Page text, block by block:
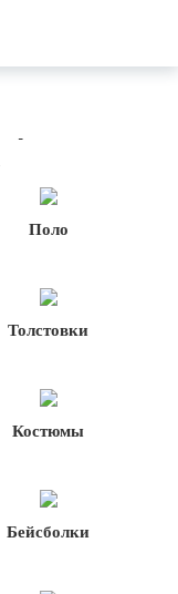
-
Поло
Толстовки
Костюмы
Бейсболки